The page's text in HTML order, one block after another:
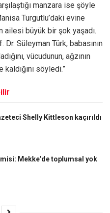
manzara ise şöyle
Turgutlu’daki evine
ailesi büyük bir şok yaşadı.
Süleyman Türk, babasının
vücudunun, ağzının
kaldığını söyledi.”
Shelly Kittleson kaçırıldı
Mekke’de toplumsal yok